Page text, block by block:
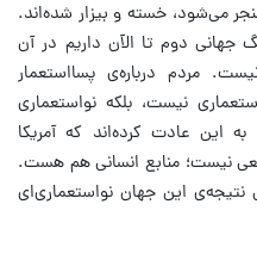
می‌شود، خسته و بیزار شده‌اند.
جهانی دوم تا الآن داریم در آن
مردم درباره‌ی پسااستعمار
نیست، بلکه نواستعماری
این عادت کرده‌اند که آمریکا
نیست؛ منابع انسانی هم هست.
نتیجه‌ی این جهان نواستعماری‌ای